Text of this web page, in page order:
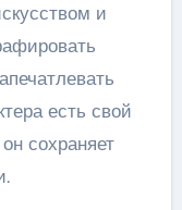
и
есть свой
сохраняет